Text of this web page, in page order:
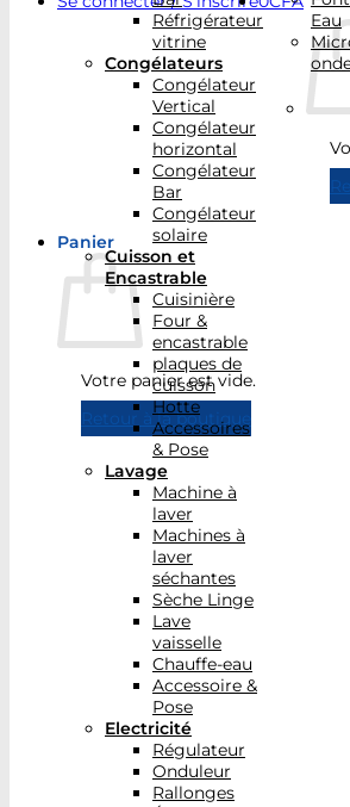
Panier
Votre panier est vide.
Retour à la boutique
Réfrigérateur
vitrine
Congélateurs
Congélateur
Vertical
Congélateur
horizontal
Congélateur
Bar
Congélateur
solaire
Cuisson et
Encastrable
Cuisinière
Four &
encastrable
plaques de
cuisson
Hotte
Accessoires
& Pose
Lavage
Machine à
laver
Machines à
laver
séchantes
Sèche Linge
Lave
vaisselle
Chauffe-eau
Accessoire &
Pose
Electricité
Régulateur
Onduleur
Rallonges
Eau